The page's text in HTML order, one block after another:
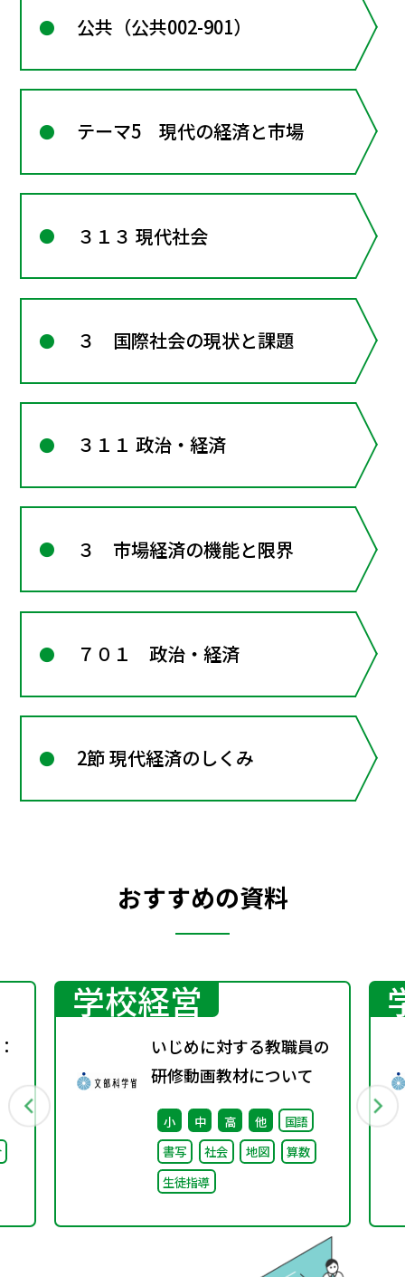
公共（公共002-901）
テーマ5 現代の経済と市場
３１３ 現代社会
３ 国際社会の現状と課題
３１１ 政治・経済
３ 市場経済の機能と限界
７０１ 政治・経済
2節 現代経済のしくみ
おすすめの資料
学校経営
いじめに対する教職員の
研修動画教材について
小 中 高 他
国語
書写
社会 地図
算数
生徒指導